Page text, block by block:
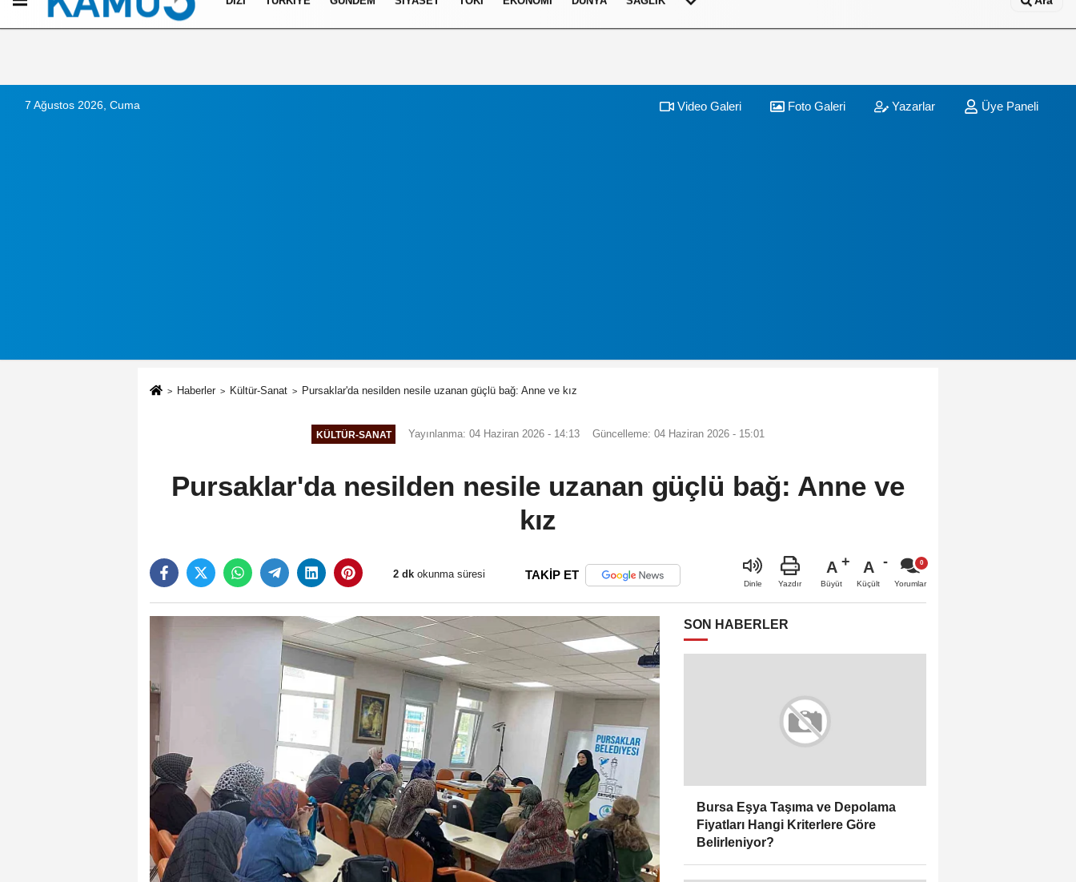
İletişim Çerez Politikası
7 Ağustos 2026, Cuma Video Galeri Foto Galeri Yazarlar Üye Paneli
Haberler Kültür-Sanat Pursaklar'da nesilden nesile uzanan güçlü bağ: Anne ve kız
KÜLTÜR-SANAT Yayınlanma: 04 Haziran 2026 - 14:13 Güncelleme: 04 Haziran 2026 - 15:01
Pursaklar'da nesilden nesile uzanan güçlü bağ: Anne ve
kız
2 dk okunma süresi TAKİP ET
Dinle Yazdır
A
Büyüt
A
Küçült Yorumlar
SON HABERLER
Bursa Eşya Taşıma ve Depolama
Fiyatları Hangi Kriterlere Göre
Belirleniyor?